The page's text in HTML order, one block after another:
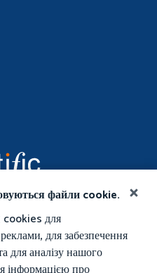
файли cookie.
для
для забезпечення
для аналізу нашого